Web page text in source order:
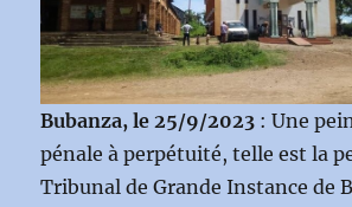
Bubanza, le 25/9/2023 : Une
pénale à perpétuité, telle est la
Tribunal de Grande Instance de